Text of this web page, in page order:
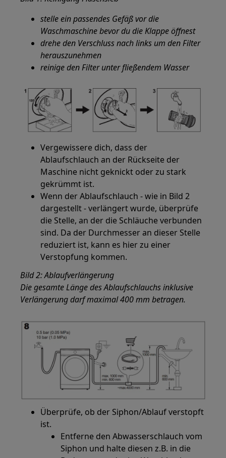
stelle ein passendes Gefäß vor die
Waschmaschine bevor du die Klappe öffnest
drehe den Verschluss nach links um den Filter
herauszunehmen
reinige den Filter unter fließendem Wasser
Vergewissere dich, dass der
Ablaufschlauch an der Rückseite der
Maschine nicht geknickt oder zu stark
gekrümmt ist.
Wenn der Ablaufschlauch - wie in Bild 2
dargestellt - verlängert wurde, überprüfe
die Stelle, an der die Schläuche verbunden
sind. Da der Durchmesser an dieser Stelle
reduziert ist, kann es hier zu einer
Verstopfung kommen.
Bild 2: Ablaufverlängerung
Die gesamte Länge des Ablaufschlauchs inklusive
Verlängerung darf maximal 400 mm betragen.
Überprüfe, ob der Siphon/Ablauf verstopft
ist.
Entferne den Abwasserschlauch vom
Siphon und halte diesen z.B. in die